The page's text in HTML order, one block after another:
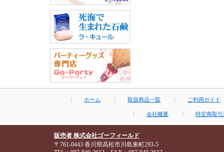
ホーム 取扱商品一覧 ご利用ガイド
会社概要 特定商取
販売者 株式会社ゴーフィールド
〒761-0443 香川県高松市川島東町293-5